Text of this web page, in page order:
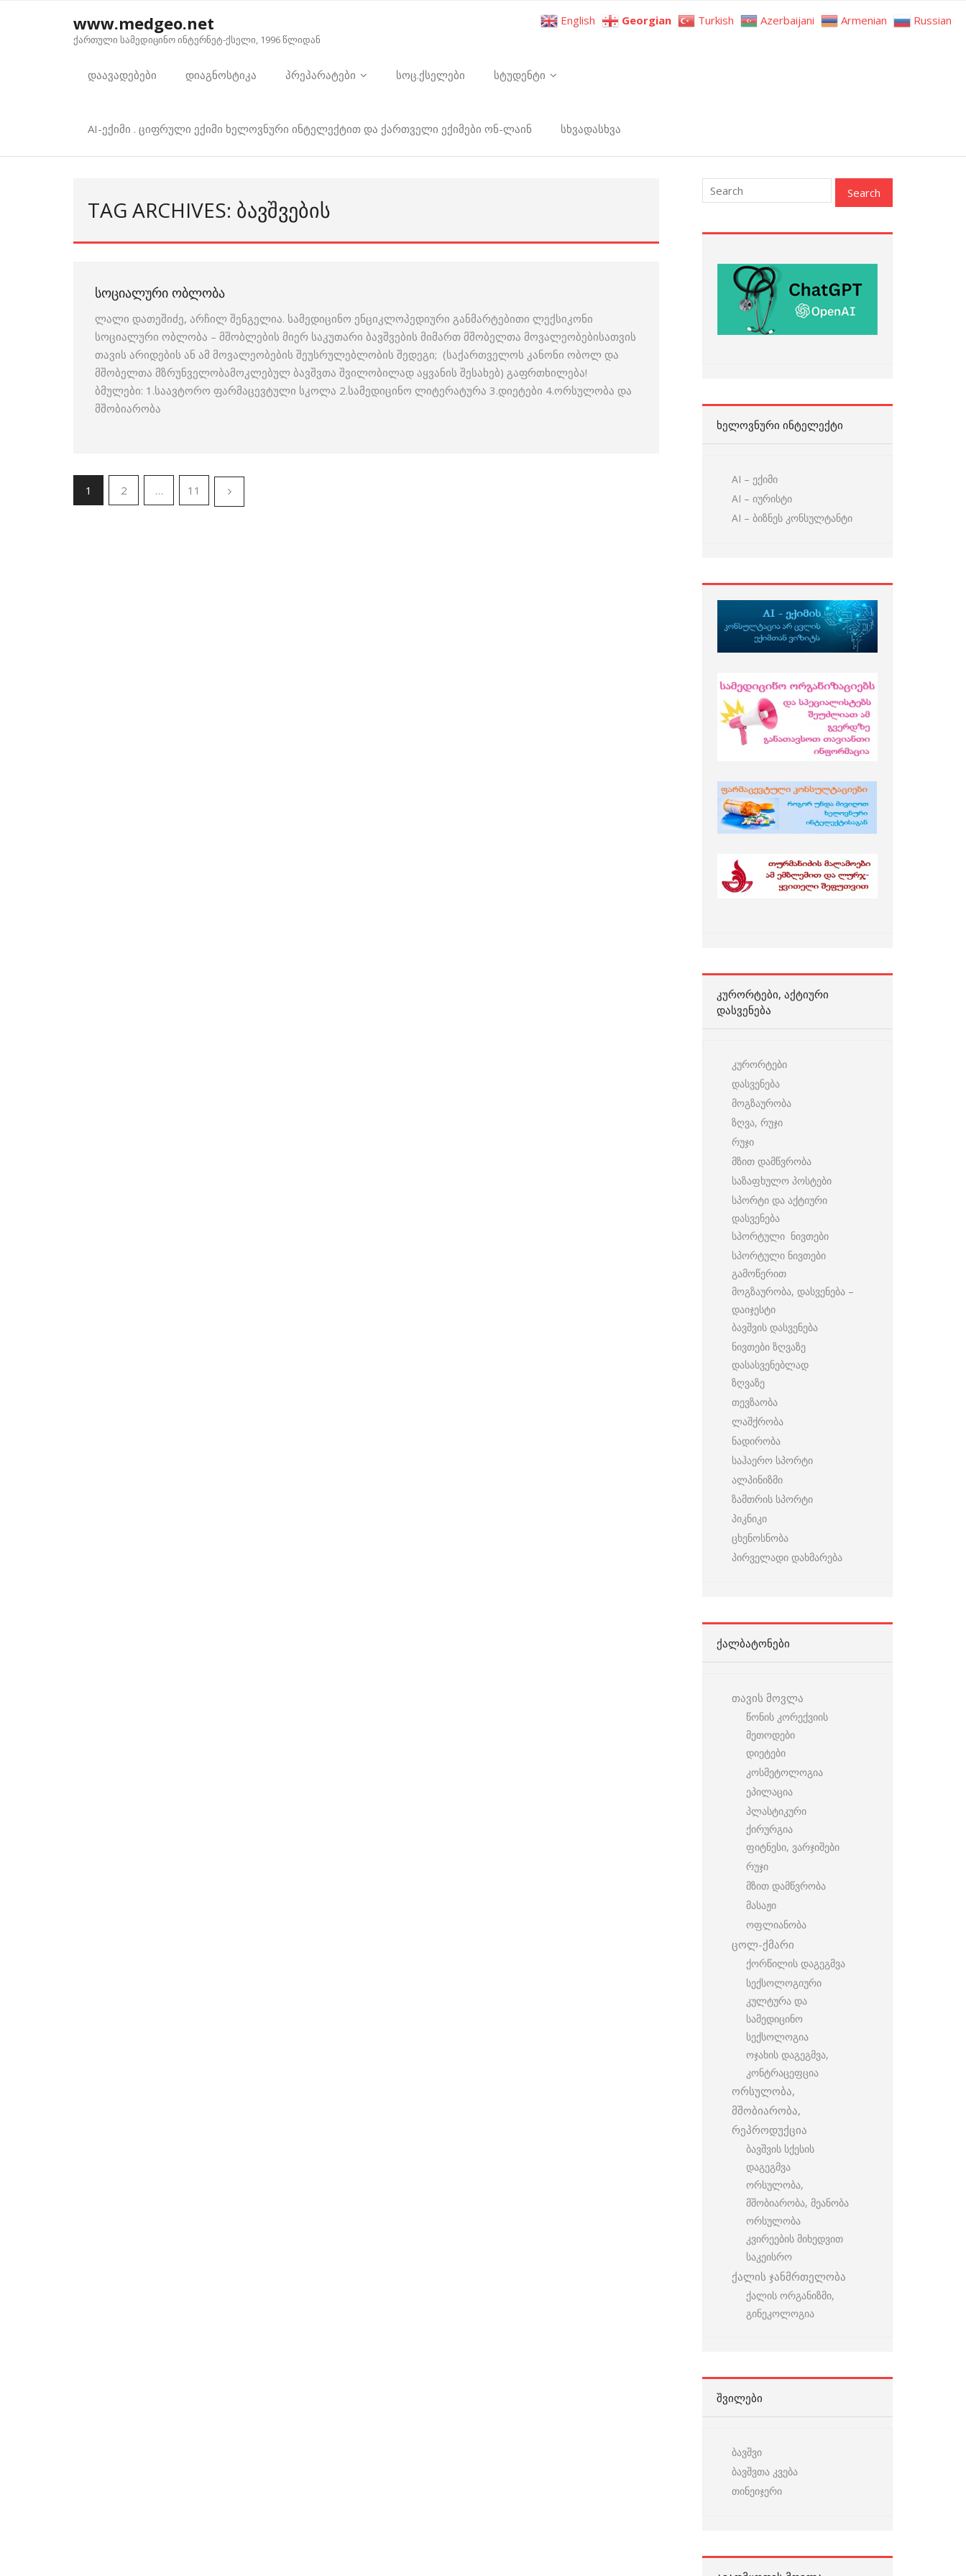
www.medgeo.net
ქართული სამედიცინო ინტერნეტ-ქსელი, 1996 წლიდან
დაავადებები დიაგნოსტიკა პრეპარატები სოც.ქსელები სტუდენტი
AI-ექიმი . ციფრული ექიმი ხელოვნური ინტელექტით და ქართველი ექიმები ონ-ლაინ სხვადასხვა
TAG ARCHIVES: ᲑᲐᲕᲨᲕᲔᲑᲘᲡ
ᲡᲝᲪᲘᲐᲚᲣᲠᲘ ᲝᲑᲚᲝᲑᲐ
ლალი დათეშიძე, არჩილ შენგელია. სამედიცინო ენციკლოპედიური განმარტებითი ლექსიკონი
სოციალური ობლობა – მშობლების მიერ საკუთარი ბავშვების მიმართ მშობელთა მოვალეობებისათვის
თავის არიდების ან ამ მოვალეობების შეუსრულებლობის შედეგი; (საქართველოს კანონი ობოლ და
მშობელთა მზრუნველობამოკლებულ ბავშვთა შვილობილად აყვანის შესახებ) გაფრთხილება!
ბმულები: 1.საავტორო ფარმაცევტული სკოლა 2.სამედიცინო ლიტერატურა 3.დიეტები 4.ორსულობა და
მშობიარობა
1 2 … 11
ᲮᲔᲚᲝᲕᲜᲣᲠᲘ ᲘᲜᲢᲔᲚᲔᲥᲢᲘ
AI – ექიმი
AI – იურისტი
AI – ბიზნეს კონსულტანტი
ᲙᲣᲠᲝᲠᲢᲔᲑᲘ, ᲐᲥᲢᲘᲣᲠᲘ
ᲓᲐᲡᲕᲔᲜᲔᲑᲐ
კურორტები
დასვენება
მოგზაურობა
ზღვა, რუჯი
რუჯი
მზით დამწვრობა
საზაფხულო პოსტები
სპორტი და აქტიური
დასვენება
სპორტული ნივთები
სპორტული ნივთები
გამოწერით
მოგზაურობა, დასვენება –
დაიჯესტი
ბავშვის დასვენება
ნივთები ზღვაზე
დასასვენებლად
ზღვაზე
თევზაობა
ლაშქრობა
ნადირობა
საჰაერო სპორტი
ალპინიზმი
ზამთრის სპორტი
პიკნიკი
ცხენოსნობა
პირველადი დახმარება
ᲥᲐᲚᲑᲐᲢᲝᲜᲔᲑᲘ
თავის მოვლა
წონის კორექვიის
მეთოდები
დიეტები
კოსმეტოლოგია
ეპილაცია
პლასტიკური
ქირურგია
ფიტნესი, ვარჯიშები
რუჯი
მზით დამწვრობა
მასაჟი
ოფლიანობა
ცოლ-ქმარი
ქორწილის დაგეგმვა
სექსოლოგიური
კულტურა და
სამედიცინო
სექსოლოგია
ოჯახის დაგეგმვა,
კონტრაცეფცია
ორსულობა,
მშობიარობა,
რეპროდუქცია
ბავშვის სქესის
დაგეგმვა
ორსულობა,
მშობიარობა, მეანობა
ორსულობა
კვირეების მიხედვით
საკეისრო
ქალის ჯანმრთელობა
ქალის ორგანიზმი,
გინეკოლოგია
ᲨᲕᲘᲚᲔᲑᲘ
ბავშვი
ბავშვთა კვება
თინეიჯერი
English Georgian Turkish Azerbaijani Armenian Russian